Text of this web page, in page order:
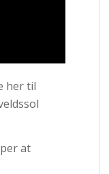
her til
at